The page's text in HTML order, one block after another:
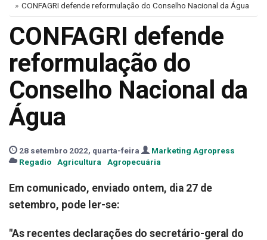
CONFAGRI defende reformulação do Conselho Nacional da Água
CONFAGRI defende
reformulação do
Conselho Nacional da
Água
28 setembro 2022, quarta-feira
Marketing Agropress
Regadio
Agricultura Agropecuária
Em comunicado, enviado ontem, dia 27 de
setembro, pode ler-se:
"As recentes declarações do secretário-geral do